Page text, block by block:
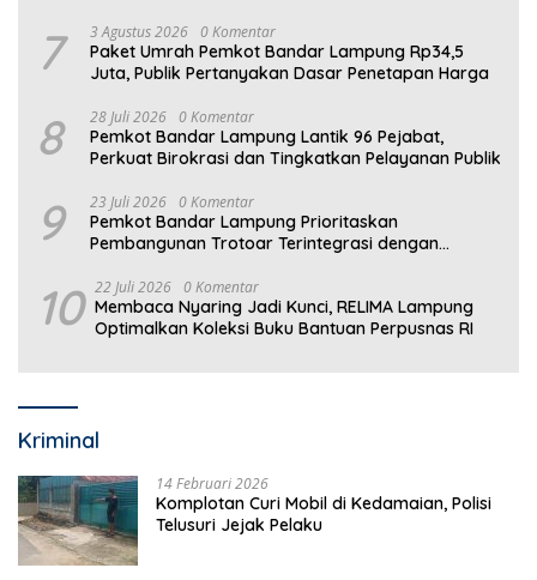
7 3 Agustus 2026 0 Komentar
Paket Umrah Pemkot Bandar Lampung Rp34,5
Juta, Publik Pertanyakan Dasar Penetapan Harga
8 28 Juli 2026 0 Komentar
Pemkot Bandar Lampung Lantik 96 Pejabat,
Perkuat Birokrasi dan Tingkatkan Pelayanan Publik
9 23 Juli 2026 0 Komentar
Pemkot Bandar Lampung Prioritaskan
Pembangunan Trotoar Terintegrasi dengan
10 22 Juli 2026 0 Komentar
Membaca Nyaring Jadi Kunci, RELIMA Lampung
Optimalkan Koleksi Buku Bantuan Perpusnas RI
Kriminal
14 Februari 2026
Komplotan Curi Mobil di Kedamaian, Polisi
Telusuri Jejak Pelaku